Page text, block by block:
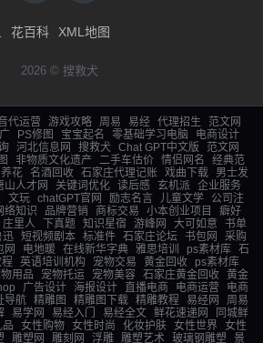
花百科 XML地图
2026 © 搜救犬
代运营 游戏攻略 周易 易经 代理招生
范文网
PS修图 宝宝起名 零基础学习电脑
电商设计
河北信息网 搜救犬 Chat GPT中文版
范文网
非物质文化遗产 二手车估价 情侣网名
经典范
养花 名酒回收 石家庄代理记账 戏曲下载
男士发
山人才网 关键词优化 读后感 玄机派
企业服务
文玩 chatGPT官网 励志名言 儿童文学
公司注
络知识 品牌营销 商标交易 小本创业项目
癖好
庄里人 下真题 知识星宿 游峰网 大可如意
书单
迅 短视频剧本 标准件 石家庄论坛 书包网
采购
网 电地暖 在线新华字典 雅思培训 ps素材库
石
英语培训机构 宠物交易 黄金回收
ps素材库
用品 宠物托运 宠物美容 石家庄黄金回收 黄金
广告设计 海报设计 直播电商 电商运营
电商
导航 精雕图 精雕图下载 精雕教程 易经网
周易
易学网 易经入门 易经全文 鲜花速递网
同城鲜
品 女性购物 女性时尚 化妆护肤 女性世界
女性
雕塑网 雕刻网 浮雕 雕塑艺术 玻璃钢雕塑
景